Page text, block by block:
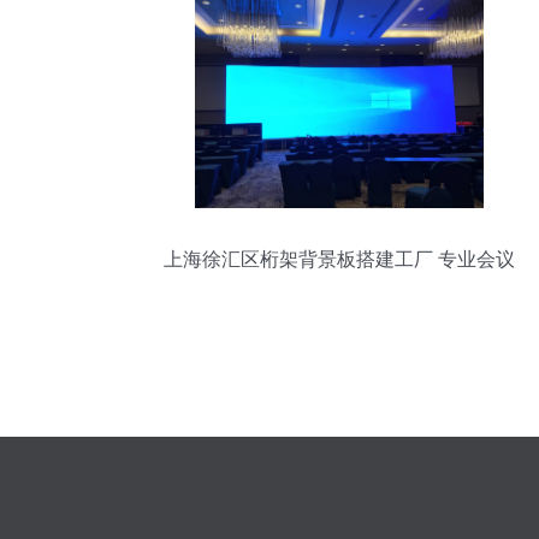
上海徐汇区桁架背景板搭建工厂 专业会议